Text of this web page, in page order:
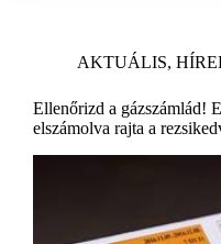
AKTUÁLIS,
Ellenőrizd a gázszámlád!
elszámolva rajta a